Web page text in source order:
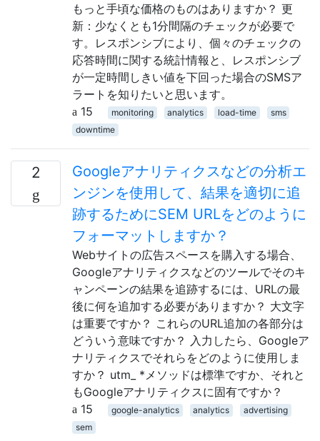
もっと手頃な価格のものはありますか？ 更
新：少なくとも1分間隔のチェックが必要で
す。レスポンシブにより、個々のチェックの
応答時間に関する統計情報と、レスポンシブ
が一定時間しきい値を下回った場合のSMSア
ラートを知りたいと思います。
15
monitoring analytics load-time
sms
downtime
2
Googleアナリティクスなどの分析エ
ンジンを使用して、結果を適切に追
跡するためにSEM URLをどのように
フォーマットしますか？
Webサイトの広告スペースを購入する場合、
Googleアナリティクスなどのツールでそのキ
ャンペーンの結果を追跡するには、URLの最
後に何を追加する必要がありますか？ 大文字
は重要ですか？ これらのURL追加の各部分は
どういう意味ですか？ 入力したら、Googleア
ナリティクスでそれらをどのように使用しま
すか？ utm_ *メソッドは標準ですか、それと
もGoogleアナリティクスに固有ですか？
15
google-analytics analytics
advertising
sem